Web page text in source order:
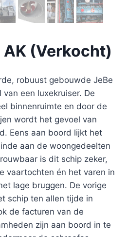
AK (Verkocht)
robuust gebouwde JeBe
van een luxekruiser. De
binnenruimte en door de
wordt het gevoel van
Eens aan boord lijkt het
aan de woongedeelten
is dit schip zeker,
vaartochten én het varen in
lage bruggen. De vorige
schip ten allen tijde in
de facturen van de
zijn aan boord in te